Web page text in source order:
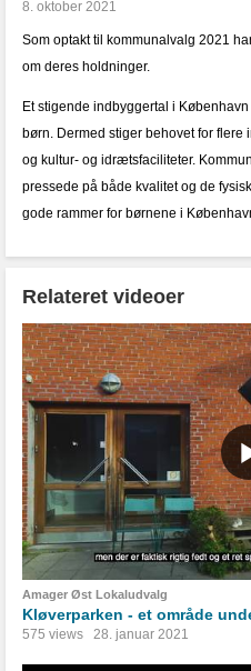
8. oktober 2021
Som optakt til kommunalvalg 2021
om deres holdninger.
Et stigende indbyggertal i
børn. Dermed stiger behovet for flere
og kultur- og idrætsfaciliteter.
pressede på både kvalitet og de
gode rammer for børnene i
Relateret videoer
Amager Øst Lokaludvalg
Kløverparken - et område
575 views 28. januar 2021